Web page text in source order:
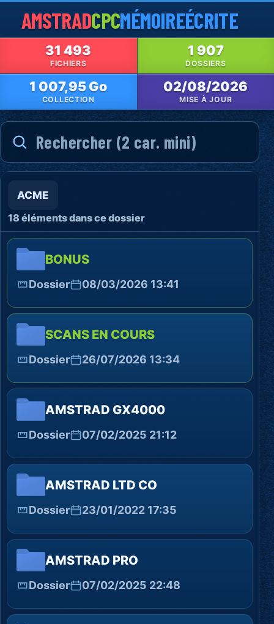
AMSTRADCPCMÉMOIREÉCRITE
31 493
FICHIERS
1 907
DOSSIERS
1 007,95 Go
COLLECTION
02/08/2026
MISE À JOUR
ACME
18 éléments dans ce dossier
BONUS
Dossier 08/03/2026 13:41
SCANS EN COURS
Dossier 26/07/2026 13:34
AMSTRAD GX4000
Dossier 07/02/2025 21:12
AMSTRAD LTD CO
Dossier 23/01/2022 17:35
AMSTRAD PRO
Dossier 07/02/2025 22:48